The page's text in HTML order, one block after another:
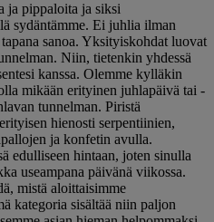
ja pippaloita ja siksi
sydäntämme. Ei juhlia ilman
sanoa. Yksityiskohdat luovat
Niin, tietenkin yhdessä
kanssa. Olemme kylläkin
mikään erityinen juhlapäivä tai -
tunnelman. Piristä
hienosti serpentiinien,
ja konfetin avulla.
edulliseen hintaan, joten sinulla
useampana päivänä viikossa.
mistä aloittaisimme
kategoria sisältää niin paljon